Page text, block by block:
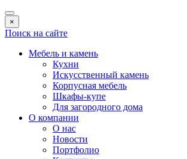
×
Поиск на сайте
Мебель и камень
Кухни
Искусственный камень
Корпусная мебель
Шкафы-купе
Для загородного дома
О компании
О нас
Новости
Портфолио